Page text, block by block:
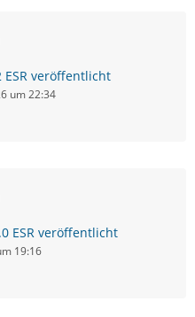
veröffentlicht
um 22:34
ESR veröffentlicht
19:16